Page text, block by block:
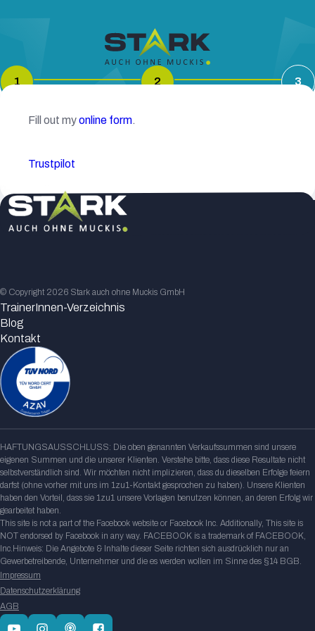
1 2 3
Fill out myonline form.
Trustpilot
© Copyright 2026 Stark auch ohne Muckis GmbH
TrainerInnen-Verzeichnis
Blog
Kontakt
HAFTUNGSAUSSCHLUSS: Die oben genannten Verkaufssummen sind unsere
eigenen Summen und die unserer Klienten. Verstehe bitte, dass diese Resultate nicht
selbstverständlich sind. Wir möchten nicht implizieren, dass du dieselben Erfolge feiern
darfst (ohne vorher mit uns im 1zu1-Kon­takt gesprochen zu haben). Unsere Klienten
haben den Vorteil, dass sie 1zu1 unsere Vorlagen benutzen können, an deren Erfolg wir
gearbeitet haben.
This site is not a part of the Facebook website or Facebook Inc. Additionally, This site is
NOT endorsed by Facebook in any way. FACEBOOK is a trademark of FACEBOOK,
Inc.Hinweis: Die Angebote & Inhalte dieser Seite richten sich ausdrücklich nur an
Gewerbetreibende, Unternehmer und die es werden wollen im Sinne des §14 BGB.
Impressum
Datenschutzerklärung
AGB